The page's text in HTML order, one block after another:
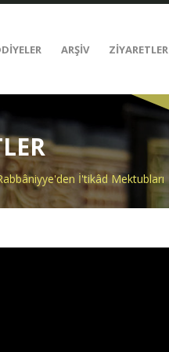
ARŞİV ZİYARETLER
İ'tikâd Mektubları